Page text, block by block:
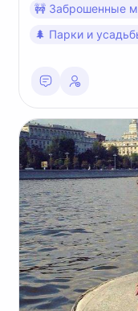
🚧 Заброшенные
🌲 Парки и